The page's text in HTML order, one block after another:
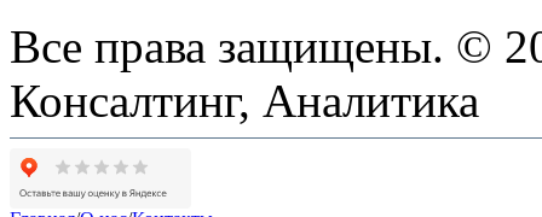
Все права защищены. ©
Консалтинг, Аналитика